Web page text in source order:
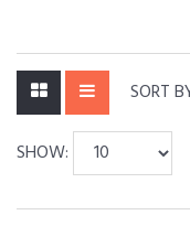
SORT
SHOW: